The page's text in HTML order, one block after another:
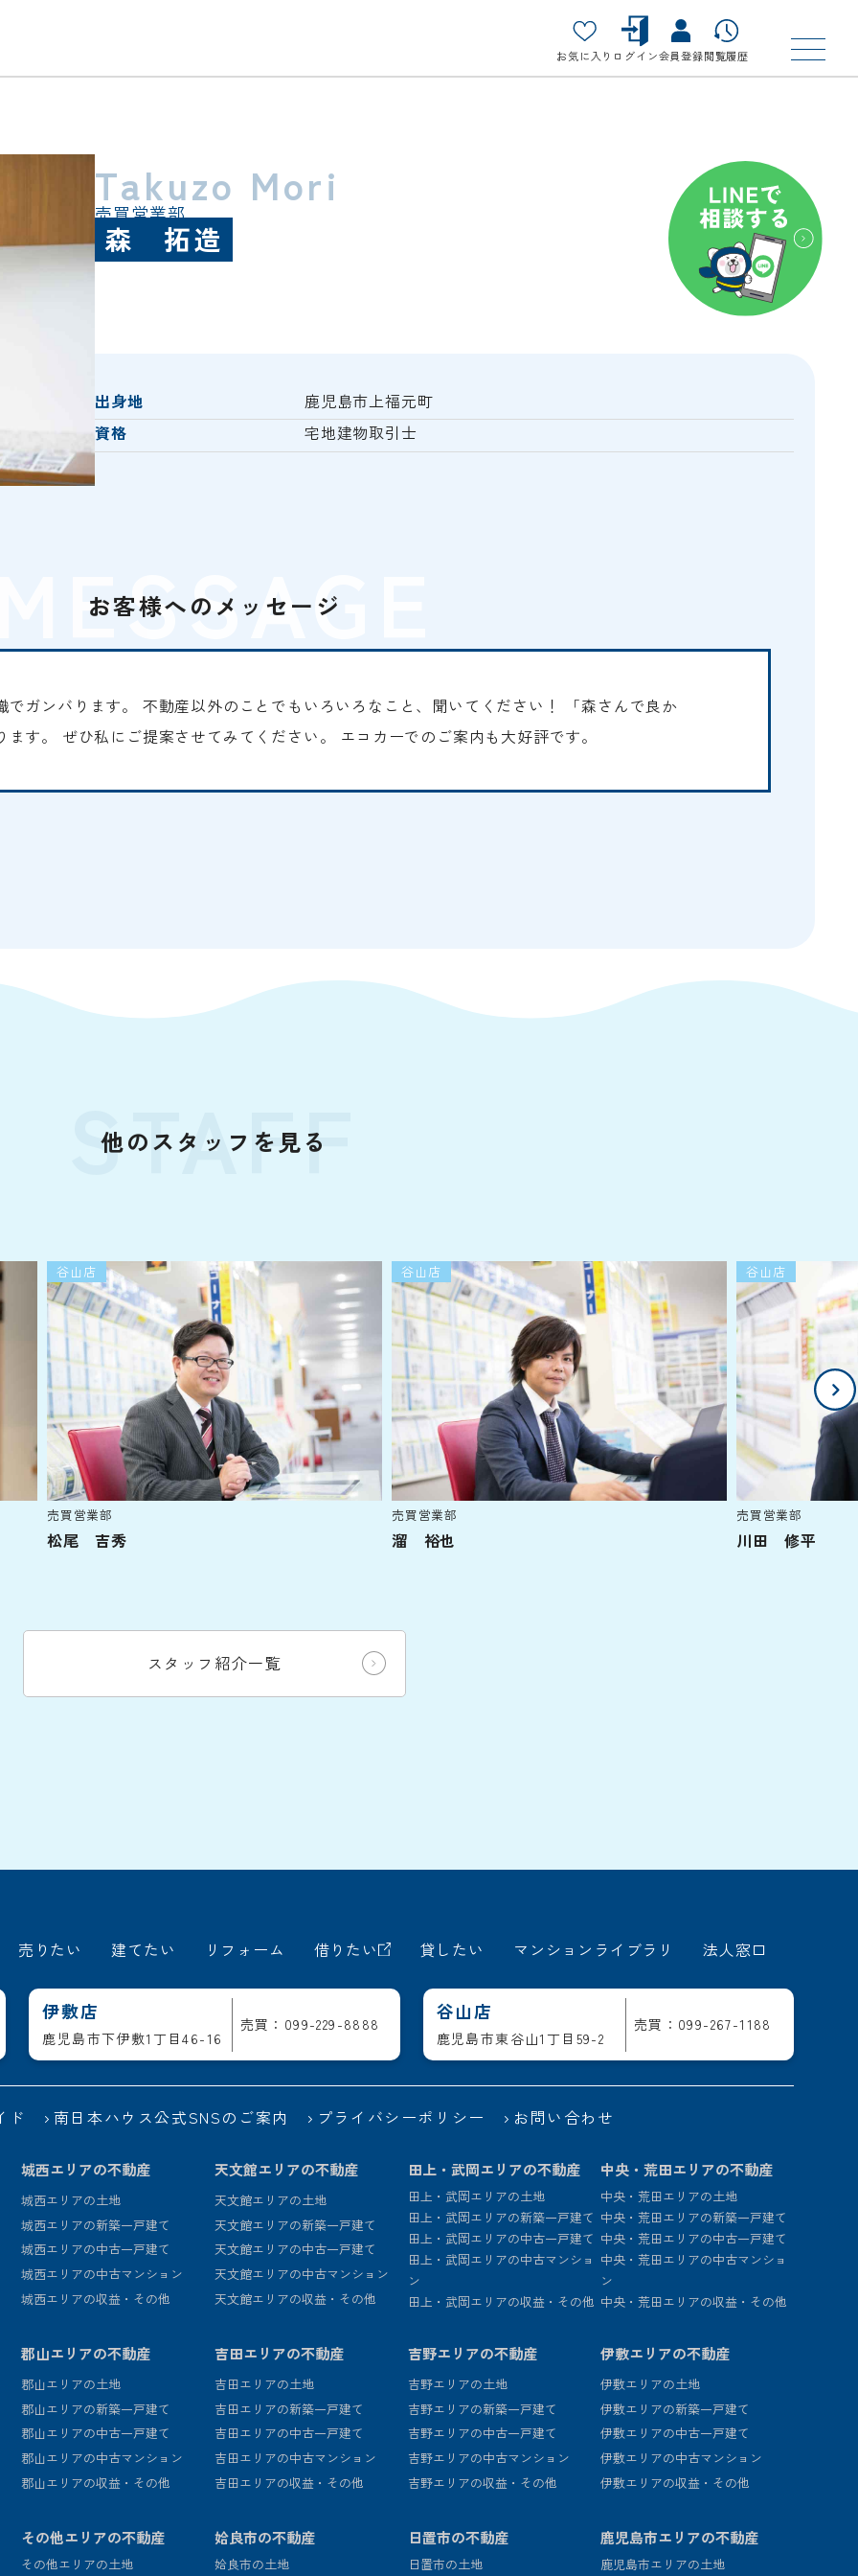
お気に入り ログイン会員登録閲覧履歴
Takuzo Mori
売買営業部
森 拓造
出身地
鹿児島市上福元町
資格
宅地建物取引士
お客様へのメッセージ
ガンバります。 不動産以外のことでもいろいろなこと、聞いてください！ 「森さんで良か
す。 ぜひ私にご提案させてみてください。 エコカーでのご案内も大好評です。
STAFF
他のスタッフを見る
谷山店
売買営業部
松尾 吉秀
谷山店
売買営業部
溜 裕也
谷山店
売買営業部
川田 修平
スタッフ紹介一覧
売りたい 建てたい リフォーム 借りたい 貸したい マンションライブラリ 法人窓口
伊敷店
鹿児島市下伊敷1丁目46-16
売買：099-229-8888
谷山店
鹿児島市東谷山1丁目59-2
売買：099-267-1188
ド 南日本ハウス公式SNSのご案内 プライバシーポリシー お問い合わせ
城西エリアの不動産
城西エリアの土地
城西エリアの新築一戸建て
城西エリアの中古一戸建て
城西エリアの中古マンション
城西エリアの収益・その他
天文館エリアの不動産
天文館エリアの土地
天文館エリアの新築一戸建て
天文館エリアの中古一戸建て
天文館エリアの中古マンション
天文館エリアの収益・その他
田上・武岡エリアの不動産
田上・武岡エリアの土地
田上・武岡エリアの新築一戸建て
田上・武岡エリアの中古一戸建て
田上・武岡エリアの中古マンショ
ン
田上・武岡エリアの収益・その他
中央・荒田エリアの不動産
中央・荒田エリアの土地
中央・荒田エリアの新築一戸建て
中央・荒田エリアの中古一戸建て
中央・荒田エリアの中古マンショ
ン
中央・荒田エリアの収益・その他
郡山エリアの不動産
郡山エリアの土地
郡山エリアの新築一戸建て
郡山エリアの中古一戸建て
郡山エリアの中古マンション
郡山エリアの収益・その他
吉田エリアの不動産
吉田エリアの土地
吉田エリアの新築一戸建て
吉田エリアの中古一戸建て
吉田エリアの中古マンション
吉田エリアの収益・その他
吉野エリアの不動産
吉野エリアの土地
吉野エリアの新築一戸建て
吉野エリアの中古一戸建て
吉野エリアの中古マンション
吉野エリアの収益・その他
伊敷エリアの不動産
伊敷エリアの土地
伊敷エリアの新築一戸建て
伊敷エリアの中古一戸建て
伊敷エリアの中古マンション
伊敷エリアの収益・その他
その他エリアの不動産
その他エリアの土地
姶良市の不動産
姶良市の土地
日置市の不動産
日置市の土地
鹿児島市エリアの不動産
鹿児島市エリアの土地